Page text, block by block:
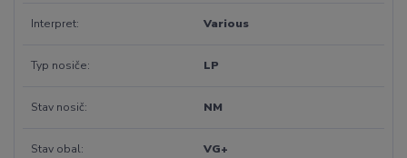
Interpret Various
Typ nosiče LP
Stav nosič NM
Stav obal VG+